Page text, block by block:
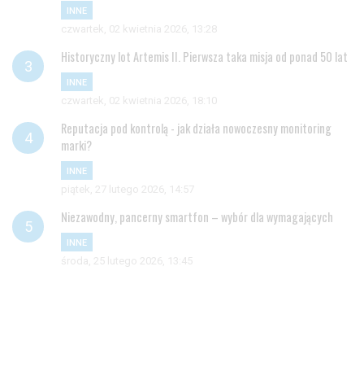
INNE
czwartek, 02 kwietnia 2026, 13:28
Historyczny lot Artemis II. Pierwsza taka misja od ponad 50 lat
INNE
czwartek, 02 kwietnia 2026, 18:10
Reputacja pod kontrolą - jak działa nowoczesny monitoring
marki?
INNE
piątek, 27 lutego 2026, 14:57
Niezawodny, pancerny smartfon – wybór dla wymagających
INNE
środa, 25 lutego 2026, 13:45